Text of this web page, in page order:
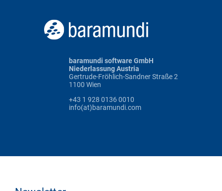
baramundi software GmbH
Niederlassung Austria
Gertrude-Fröhlich-Sandner Straße 2
1100 Wien
+43 1 928 0136 0010
info(at)baramundi.com